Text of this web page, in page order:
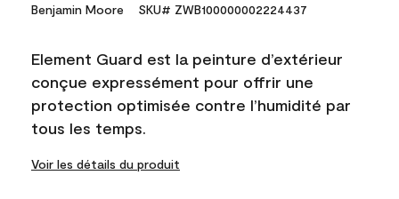
Benjamin Moore SKU# ZWB100000002224437
Element Guard est la peinture d’extérieur
conçue expressément pour offrir une
protection optimisée contre l’humidité par
tous les temps.
Voir les détails du produit